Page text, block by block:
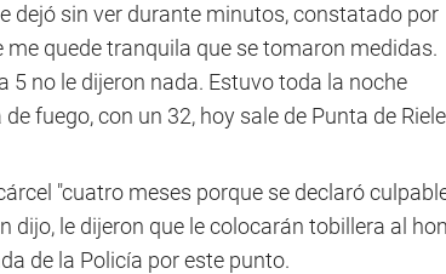
dejó sin ver durante minutos, constatado por
me quede tranquila que se tomaron medidas.
5 no le dijeron nada. Estuvo toda la noche
fuego, con un 32, hoy sale de Punta de
"cuatro meses porque se declaró
dijo, le dijeron que le colocarán tobillera al
de la Policía por este punto.